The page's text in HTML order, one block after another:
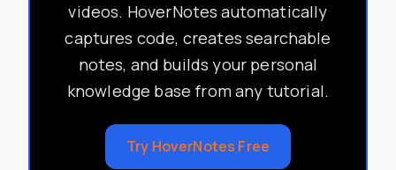
videos. HoverNotes automatically
captures code, creates searchable
notes, and builds your personal
knowledge base from any tutorial.
Try HoverNotes Free